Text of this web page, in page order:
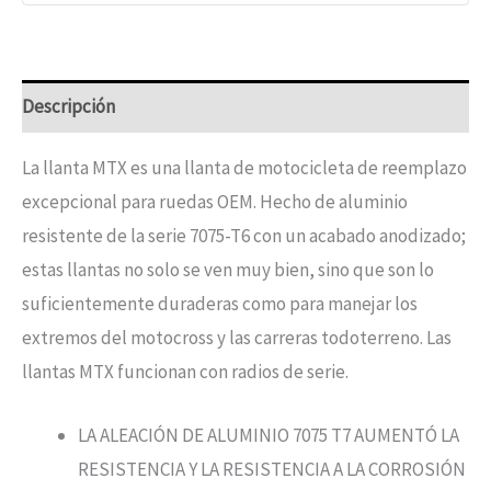
Descripción
La llanta MTX es una llanta de motocicleta de reemplazo
excepcional para ruedas OEM. Hecho de aluminio
resistente de la serie 7075-T6 con un acabado anodizado;
estas llantas no solo se ven muy bien, sino que son lo
suficientemente duraderas como para manejar los
extremos del motocross y las carreras todoterreno. Las
llantas MTX funcionan con radios de serie.
LA ALEACIÓN DE ALUMINIO 7075 T7 AUMENTÓ LA
RESISTENCIA Y LA RESISTENCIA A LA CORROSIÓN